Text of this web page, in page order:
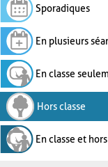
Sporadiques
En plusieurs
En classe
Hors classe
En classe et